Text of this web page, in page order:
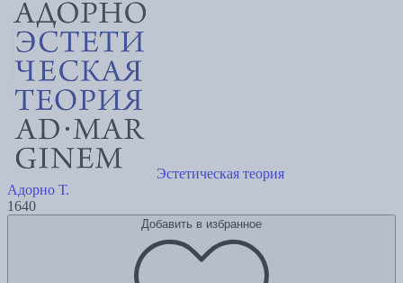
Эстетическая теория
Адорно Т.
1640
Добавить в избранное